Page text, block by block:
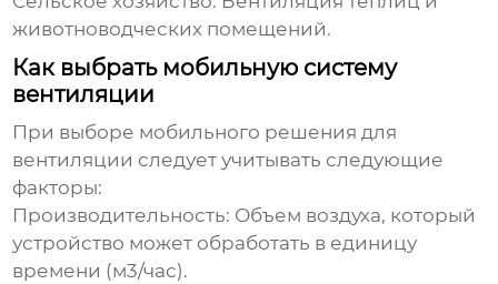
животноводческих помещений.
Как выбрать мобильную систему
вентиляции
При выборе мобильного решения для
вентиляции следует учитывать следующие
факторы:
Производительность: Объем воздуха, который
устройство может обработать в единицу
времени (м3/час).